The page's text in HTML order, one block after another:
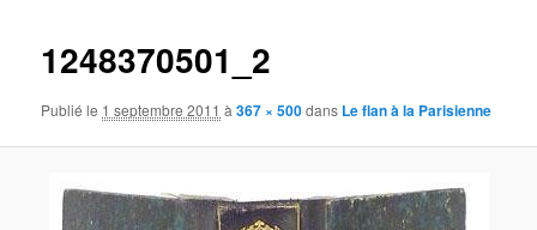
1248370501_2
Publié le 1 septembre 2011 à367 × 500dans Le flan à la Parisienne